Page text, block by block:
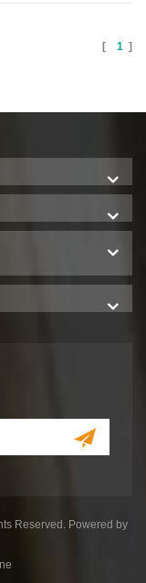
[ 1 ]
Reserved. Powered by